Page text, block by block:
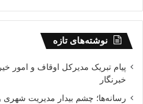
نوشته‌های تازه
پیام تبریک مدیرکل اوقاف و امور
خبرنگار
رسانه‌ها؛ چشم بیدار مدیریت شهری